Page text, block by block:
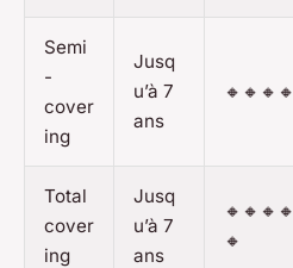
Semi
-
cover
ing
Jusq
u’à 7
ans
🔸🔸🔸🔸
Total
cover
ing
Jusq
u’à 7
ans
🔸🔸🔸🔸
🔸